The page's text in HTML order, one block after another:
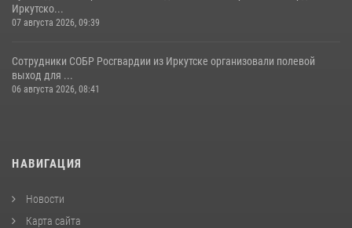
Иркутско...
07 августа 2026, 09:39
Сотрудники СОБР Росгвардии из Иркутске организовали полевой
выход для ...
06 августа 2026, 08:41
НАВИГАЦИЯ
Новости
Карта сайта